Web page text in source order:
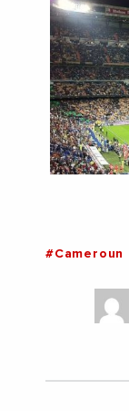
#Cameroun